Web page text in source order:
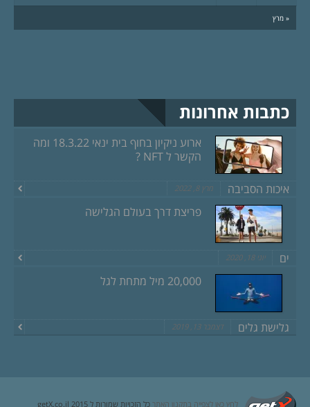
« מרץ
כתבות אחרונות
ארוע ניקיון בחוף בית ינאי 18.3.22 ומה
הקשר ל NFT ?
איכות הסביבה מרץ 8, 2022
פריצת דרך בעולם הגלישה
ים יוני 18, 2020
20,000 מיל מתחת לגל
גלישת גלים דצמבר 13, 2019
לחץ כאן לצפייה בתקנון האתר כל הזכויות שמורות ל getX.co.il 2015